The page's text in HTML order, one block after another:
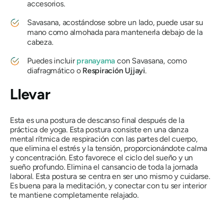
accesorios.
Savasana, acostándose sobre un lado, puede usar su
mano como almohada para mantenerla debajo de la
cabeza.
Puedes incluir pranayama con Savasana, como
diafragmático o Respiración Ujjayi.
Llevar
Esta es una postura de descanso final después de la
práctica de yoga. Esta postura consiste en una danza
mental rítmica de respiración con las partes del cuerpo,
que elimina el estrés y la tensión, proporcionándote calma
y concentración. Esto favorece el ciclo del sueño y un
sueño profundo. Elimina el cansancio de toda la jornada
laboral. Esta postura se centra en ser uno mismo y cuidarse.
Es buena para la meditación, y conectar con tu ser interior
te mantiene completamente relajado.